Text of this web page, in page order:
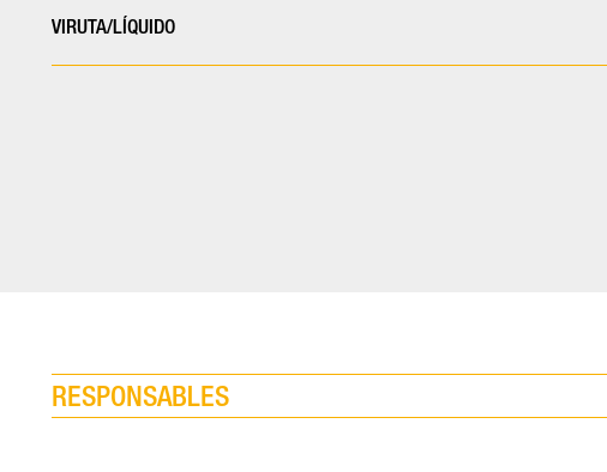
VIRUTA/LÍQUIDO
RESPONSABLES